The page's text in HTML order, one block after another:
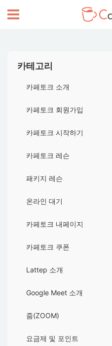
카테고리
카페토크 소개
카페토크 회원가입
카페토크 시작하기
카페토크 레슨
패키지 레슨
온라인 대기
카페토크 내페이지
카페토크 쿠폰
Lattep 소개
Google Meet 소개
줌(ZOOM)
요금제 및 포인트